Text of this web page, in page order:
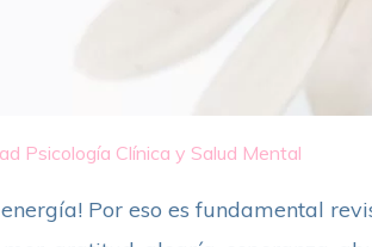
Psicología Clínica y Salud Mental
Por eso es fundamental